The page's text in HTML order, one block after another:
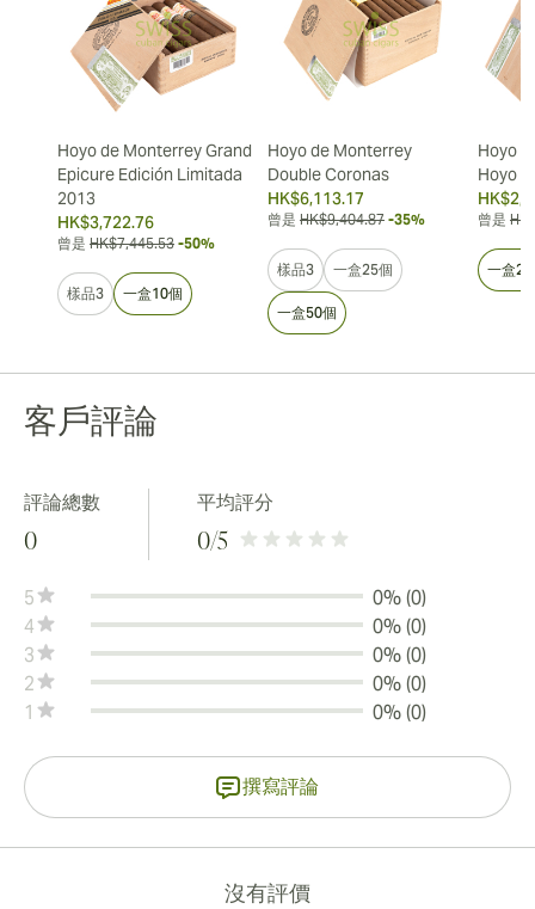
Hoyo de Monterrey Grand
Epicure Edición Limitada
2013
HK$3,722.76
曾是 HK$7,445.53 -50%
樣品3 一盒10個
Hoyo de Monterrey
Double Coronas
HK$6,113.17
曾是 HK$9,404.87 -35%
樣品3 一盒25個
一盒50個
Hoyo
Hoyo
曾是
一盒
客戶評論
評論總數
0
平均評分
0/5
5
0% (0)
4
0% (0)
3
0% (0)
2
0% (0)
1
0% (0)
撰寫評論
沒有評價